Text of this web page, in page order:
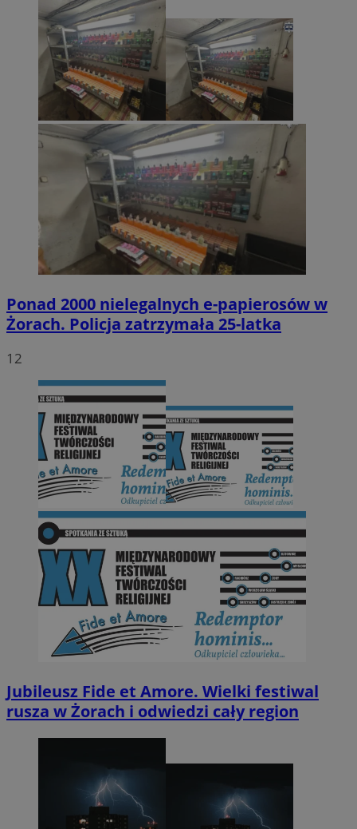
Ponad 2000 nielegalnych e-papierosów w
Żorach. Policja zatrzymała 25-latka
12
Jubileusz Fide et Amore. Wielki festiwal
rusza w Żorach i odwiedzi cały region